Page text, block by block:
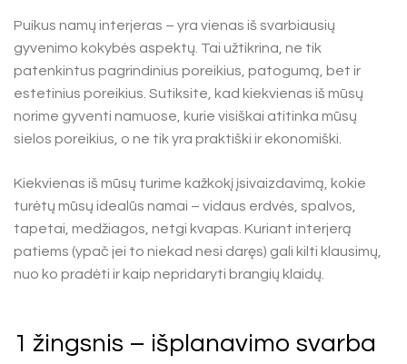
Puikus namų interjeras – yra vienas iš svarbiausių
gyvenimo kokybės aspektų. Tai užtikrina, ne tik
patenkintus pagrindinius poreikius, patogumą, bet ir
estetinius poreikius. Sutiksite, kad kiekvienas iš mūsų
norime gyventi namuose, kurie visiškai atitinka mūsų
sielos poreikius, o ne tik yra praktiški ir ekonomiški.
Kiekvienas iš mūsų turime kažkokį įsivaizdavimą, kokie
turėtų mūsų idealūs namai – vidaus erdvės, spalvos,
tapetai, medžiagos, netgi kvapas. Kuriant interjerą
patiems (ypač jei to niekad nesi daręs) gali kilti klausimų,
nuo ko pradėti ir kaip nepridaryti brangių klaidų.
1 žingsnis – išplanavimo svarba